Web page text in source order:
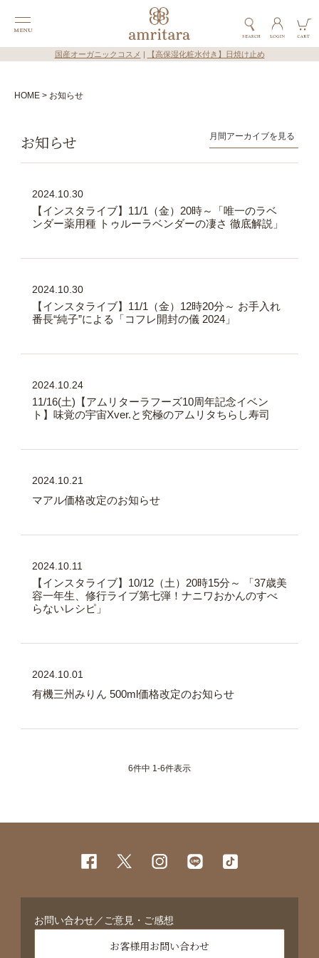
国産オーガニックコスメ 【高保湿化粧水付き】日焼け止め
HOME お知らせ
お知らせ
2024.10.30
【インスタライブ】11/1（金）20時～「唯一のラベ
ンダー薬用種 トゥルーラベンダーの凄さ 徹底解説」
2024.10.30
【インスタライブ】11/1（金）12時20分～ お手入れ
番長“純子”による「コフレ開封の儀 2024」
2024.10.24
11/16(土)【アムリターラフーズ10周年記念イベン
ト】味覚の宇宙Xver.と究極のアムリタちらし寿司
2024.10.21
マアル価格改定のお知らせ
2024.10.11
【インスタライブ】10/12（土）20時15分～ 「37歳美
容一年生、修行ライブ第七弾！ナニワおかんのすべ
らないレシピ」
2024.10.01
有機三州みりん 500ml価格改定のお知らせ
6件中 1-6件表示
お問い合わせ／ご意見・ご感想
お客様用お問い合わせ